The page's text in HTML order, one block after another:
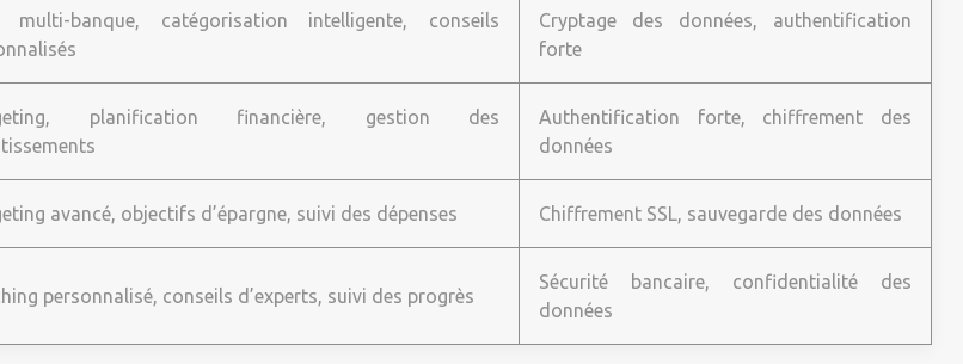
multi-banque, catégorisation intelligente, conseils
Cryptage des données, authentification
forte
planification financière, gestion des
Authentification forte, chiffrement des
données
avancé, objectifs d’épargne, suivi des dépenses Chiffrement SSL, sauvegarde des données
personnalisé, conseils d’experts, suivi des progrès
Sécurité bancaire, confidentialité des
données